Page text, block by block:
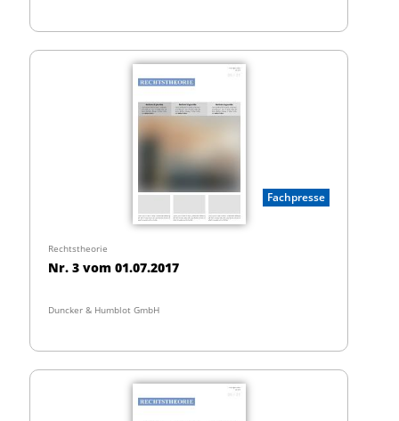
Fachpresse
Rechtstheorie
Nr. 3 vom 01.07.2017
Duncker & Humblot GmbH